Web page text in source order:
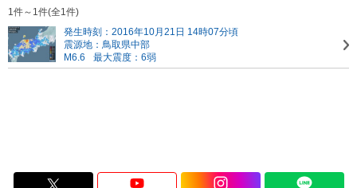
1件～1件(全1件)
発生時刻：2016年10月21日 14時07分頃
震源地：鳥取県中部
M6.6
最大震度：6弱